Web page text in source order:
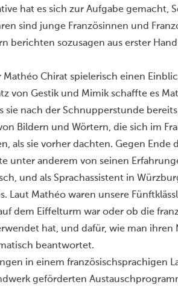
hat es sich zur Aufgabe gemacht,
sind junge Französinnen und
berichten sozusagen aus erster
Mathéo Chirat spielerisch einen
von Gestik und Mimik schaffte es
nach der Schnupperstunde bereits
Bildern und Wörtern, die sich im
als sie vorher dachten. Gegen Ende
unter anderem von seinen
und als Sprachassistent in
Laut Mathéo waren unsere
dem Eiffelturm war oder ob die
hat, und dafür, wie man ihren
beantwortet.
in einem französischsprachigen
geförderten